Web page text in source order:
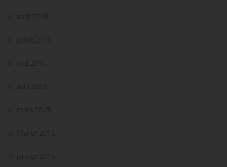
août 2015
juillet 2015
mai 2015
avril 2015
mars 2015
février 2015
janvier 2015